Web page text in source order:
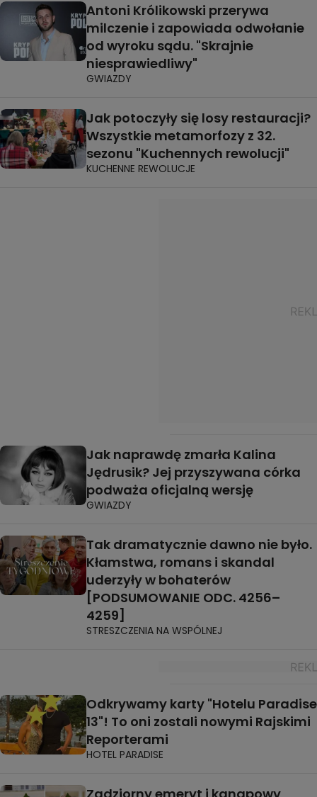
Antoni Królikowski przerywa
milczenie i zapowiada odwołanie
od wyroku sądu. "Skrajnie
niesprawiedliwy"
GWIAZDY
Jak potoczyły się losy restauracji?
Wszystkie metamorfozy z 32.
sezonu "Kuchennych rewolucji"
KUCHENNE REWOLUCJE
Jak naprawdę zmarła Kalina
Jędrusik? Jej przyszywana córka
podważa oficjalną wersję
GWIAZDY
Tak dramatycznie dawno nie było.
Kłamstwa, romans i skandal
uderzyły w bohaterów
[PODSUMOWANIE ODC. 4256–
4259]
STRESZCZENIA NA WSPÓLNEJ
Odkrywamy karty "Hotelu Paradise
13"! To oni zostali nowymi Rajskimi
Reporterami
HOTEL PARADISE